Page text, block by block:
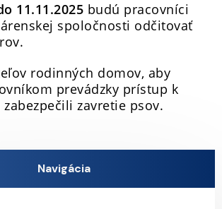
11.11.2025 budú pracovníci
spoločnosti odčitovať
rodinných domov, aby
prevádzky prístup k
zavretie psov.
Navigácia